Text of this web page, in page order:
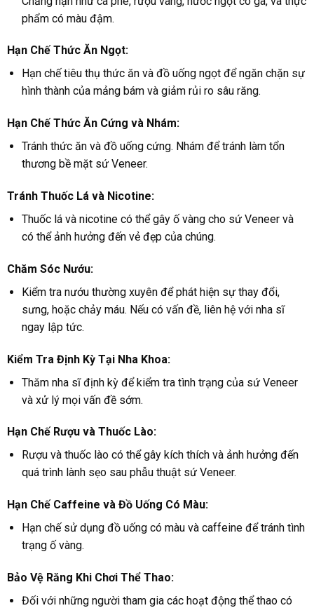
phẩm có màu đậm.
Hạn Chế Thức Ăn Ngọt:
Hạn chế tiêu thụ thức ăn và đồ uống ngọt để ngăn chặn sự
hình thành của mảng bám và giảm rủi ro sâu răng.
Hạn Chế Thức Ăn Cứng và Nhám:
Tránh thức ăn và đồ uống cứng. Nhám để tránh làm tổn
thương bề mặt sứ Veneer.
Tránh Thuốc Lá và Nicotine:
Thuốc lá và nicotine có thể gây ố vàng cho sứ Veneer và
có thể ảnh hưởng đến vẻ đẹp của chúng.
Chăm Sóc Nướu:
Kiểm tra nướu thường xuyên để phát hiện sự thay đổi,
sưng, hoặc chảy máu. Nếu có vấn đề, liên hệ với nha sĩ
ngay lập tức.
Kiểm Tra Định Kỳ Tại Nha Khoa:
Thăm nha sĩ định kỳ để kiểm tra tình trạng của sứ Veneer
và xử lý mọi vấn đề sớm.
Hạn Chế Rượu và Thuốc Lào:
Rượu và thuốc lào có thể gây kích thích và ảnh hưởng đến
quá trình lành sẹo sau phẫu thuật sứ Veneer.
Hạn Chế Caffeine và Đồ Uống Có Màu:
Hạn chế sử dụng đồ uống có màu và caffeine để tránh tình
trạng ố vàng.
Bảo Vệ Răng Khi Chơi Thể Thao:
Đối với những người tham gia các hoạt động thể thao có